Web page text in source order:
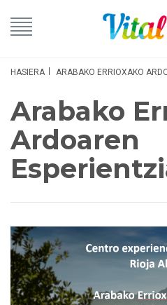
HASIERA ARABAKO ERRIOXAKO
Arabako
Ardoaren